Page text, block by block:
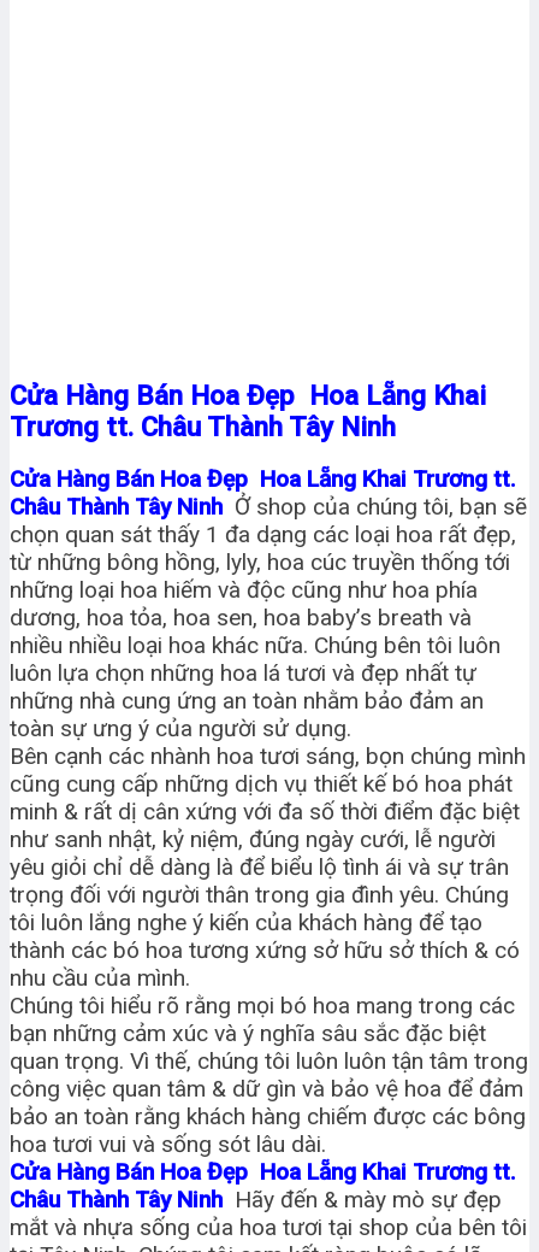
Cửa Hàng Bán Hoa Đẹp Hoa Lẵng Khai
Trương tt. Châu Thành Tây Ninh
Cửa Hàng Bán Hoa Đẹp Hoa Lẵng Khai Trương tt.
Châu Thành Tây Ninh Ở shop của chúng tôi, bạn sẽ
chọn quan sát thấy 1 đa dạng các loại hoa rất đẹp,
từ những bông hồng, lyly, hoa cúc truyền thống tới
những loại hoa hiếm và độc cũng như hoa phía
dương, hoa tỏa, hoa sen, hoa baby’s breath và
nhiều nhiều loại hoa khác nữa. Chúng bên tôi luôn
luôn lựa chọn những hoa lá tươi và đẹp nhất tự
những nhà cung ứng an toàn nhằm bảo đảm an
toàn sự ưng ý của người sử dụng.
Bên cạnh các nhành hoa tươi sáng, bọn chúng mình
cũng cung cấp những dịch vụ thiết kế bó hoa phát
minh & rất dị cân xứng với đa số thời điểm đặc biệt
như sanh nhật, kỷ niệm, đúng ngày cưới, lễ người
yêu giỏi chỉ dễ dàng là để biểu lộ tình ái và sự trân
trọng đối với người thân trong gia đình yêu. Chúng
tôi luôn lắng nghe ý kiến của khách hàng để tạo
thành các bó hoa tương xứng sở hữu sở thích & có
nhu cầu của mình.
Chúng tôi hiểu rõ rằng mọi bó hoa mang trong các
bạn những cảm xúc và ý nghĩa sâu sắc đặc biệt
quan trọng. Vì thế, chúng tôi luôn luôn tận tâm trong
công việc quan tâm & dữ gìn và bảo vệ hoa để đảm
bảo an toàn rằng khách hàng chiếm được các bông
hoa tươi vui và sống sót lâu dài.
Cửa Hàng Bán Hoa Đẹp Hoa Lẵng Khai Trương tt.
Châu Thành Tây Ninh Hãy đến & mày mò sự đẹp
mắt và nhựa sống của hoa tươi tại shop của bên tôi